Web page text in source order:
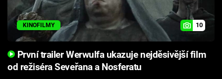
KINOFILMY 10
První trailer Werwulfa ukazuje nejděsivější film
od režiséra Seveřana a Nosferatu